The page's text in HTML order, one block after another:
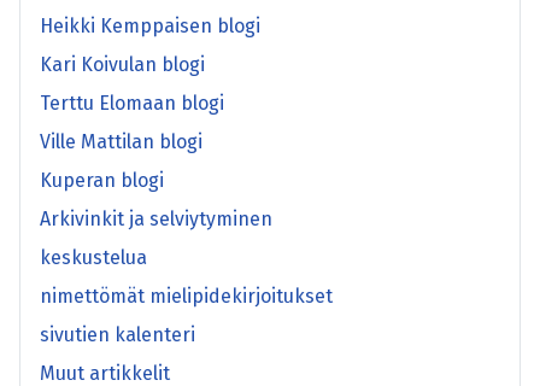
Heikki Kemppaisen blogi
Kari Koivulan blogi
Terttu Elomaan blogi
Ville Mattilan blogi
Kuperan blogi
Arkivinkit ja selviytyminen
keskustelua
nimettömät mielipidekirjoitukset
sivutien kalenteri
Muut artikkelit